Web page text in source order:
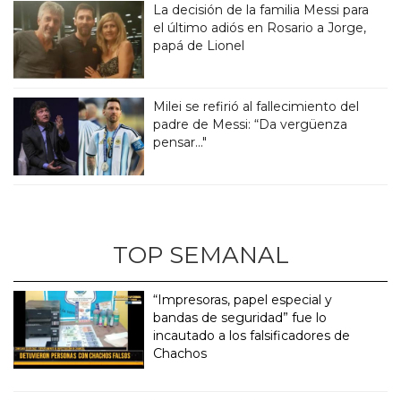
La decisión de la familia Messi para
el último adiós en Rosario a Jorge,
papá de Lionel
Milei se refirió al fallecimiento del
padre de Messi: “Da vergüenza
pensar..."
TOP SEMANAL
“Impresoras, papel especial y
bandas de seguridad” fue lo
incautado a los falsificadores de
Chachos